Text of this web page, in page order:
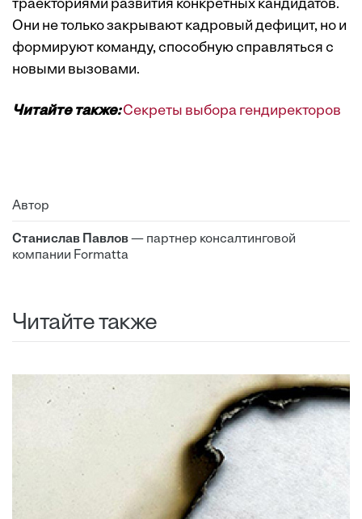
траекториями развития конкретных кандидатов.
Они не только закрывают кадровый дефицит, но и
формируют команду, способную справляться с
новыми вызовами.
Читайте также: Секреты выбора гендиректоров
Автор
Станислав Павлов— партнер консалтинговой
компании Formatta
Читайте также